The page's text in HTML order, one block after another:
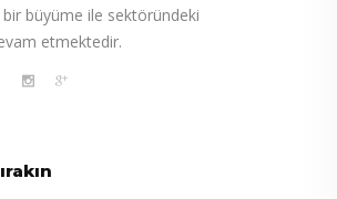
bir büyüme ile sektöründeki
etmektedir.